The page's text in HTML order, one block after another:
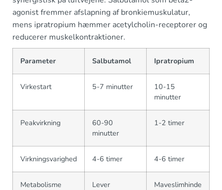
agonist fremmer afslapning af bronkiemuskulatur,
mens ipratropium hæmmer acetylcholin-receptorer og
reducerer muskelkontraktioner.
Parameter Salbutamol Ipratropium
Virkestart 5-7 minutter
10-15
minutter
Peakvirkning
60-90
minutter
1-2 timer
Virkningsvarighed 4-6 timer 4-6 timer
Metabolisme Lever Maveslimhinde